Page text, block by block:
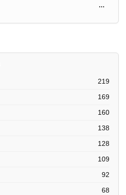
...
219
169
160
138
128
109
92
68